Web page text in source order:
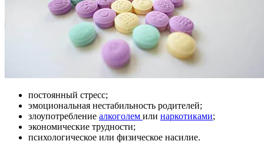
постоянный стресс;
эмоциональная нестабильность родителей;
злоупотребление алкоголем или наркотиками;
экономические трудности;
психологическое или физическое насилие.